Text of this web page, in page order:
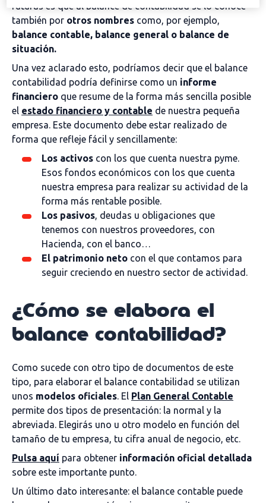
futuras es que al balance de contabilidad se lo conoce
también por otros nombres como, por ejemplo,
balance contable, balance general o balance de
situación.
Una vez aclarado esto, podríamos decir que el balance
contabilidad podría definirse como un informe
financiero que resume de la forma más sencilla posible
el estado financiero y contable de nuestra pequeña
empresa. Este documento debe estar realizado de
forma que refleje fácil y sencillamente:
Los activos con los que cuenta nuestra pyme.
Esos fondos económicos con los que cuenta
nuestra empresa para realizar su actividad de la
forma más rentable posible.
Los pasivos, deudas u obligaciones que
tenemos con nuestros proveedores, con
Hacienda, con el banco…
El patrimonio neto con el que contamos para
seguir creciendo en nuestro sector de actividad.
¿Cómo se elabora el
balance contabilidad?
Como sucede con otro tipo de documentos de este
tipo, para elaborar el balance contabilidad se utilizan
unos modelos oficiales. El Plan General Contable
permite dos tipos de presentación: la normal y la
abreviada. Elegirás uno u otro modelo en función del
tamaño de tu empresa, tu cifra anual de negocio, etc.
Pulsa aquí para obtener información oficial detallada
sobre este importante punto.
Un último dato interesante: el balance contable puede